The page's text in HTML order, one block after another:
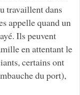
travaillent dans
appelle quand un
Ils peuvent
en attentant le
certains ont
du port),